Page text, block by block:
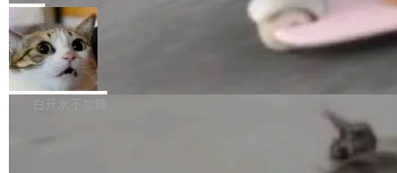
了。 闲置的 cell 会休眠到几乎不占资源。当 cel
l 迁移或唤醒时，新宿主从 S3 恢复 SQLite 数据
库继续执行。存储库是持久化的唯一真相...
例如iQOO Z11i、REDMI Note 17、REDMI No
te 17 Pro、OPPO K15，要么是vivo X300 E这
样的次旗舰。 Galaxy Z Fold8 Ultra / Z Fold8 /
Z Flip8三款折叠屏新机均在7月22日发布，且全
部搭载骁龙8 Elite Gen5 for Galaxy，它们本该
个在 git commit 之间记录每一次编辑操作的版
本控制系统。目前处于 Early Access 阶段。 De
ltaDB 的核心思路直接写在 landing page 最显
眼的位置：「Software is made between com
mits」——软件是在 commit 之间写出来的。git
局
SpaceXAI 单季资本开支达 183 亿美元
根据风险投资人Tomer Tunguz 博客（VC 分
析）披露的最新分析与第二季度业绩报告，Spac
白开水不加糖